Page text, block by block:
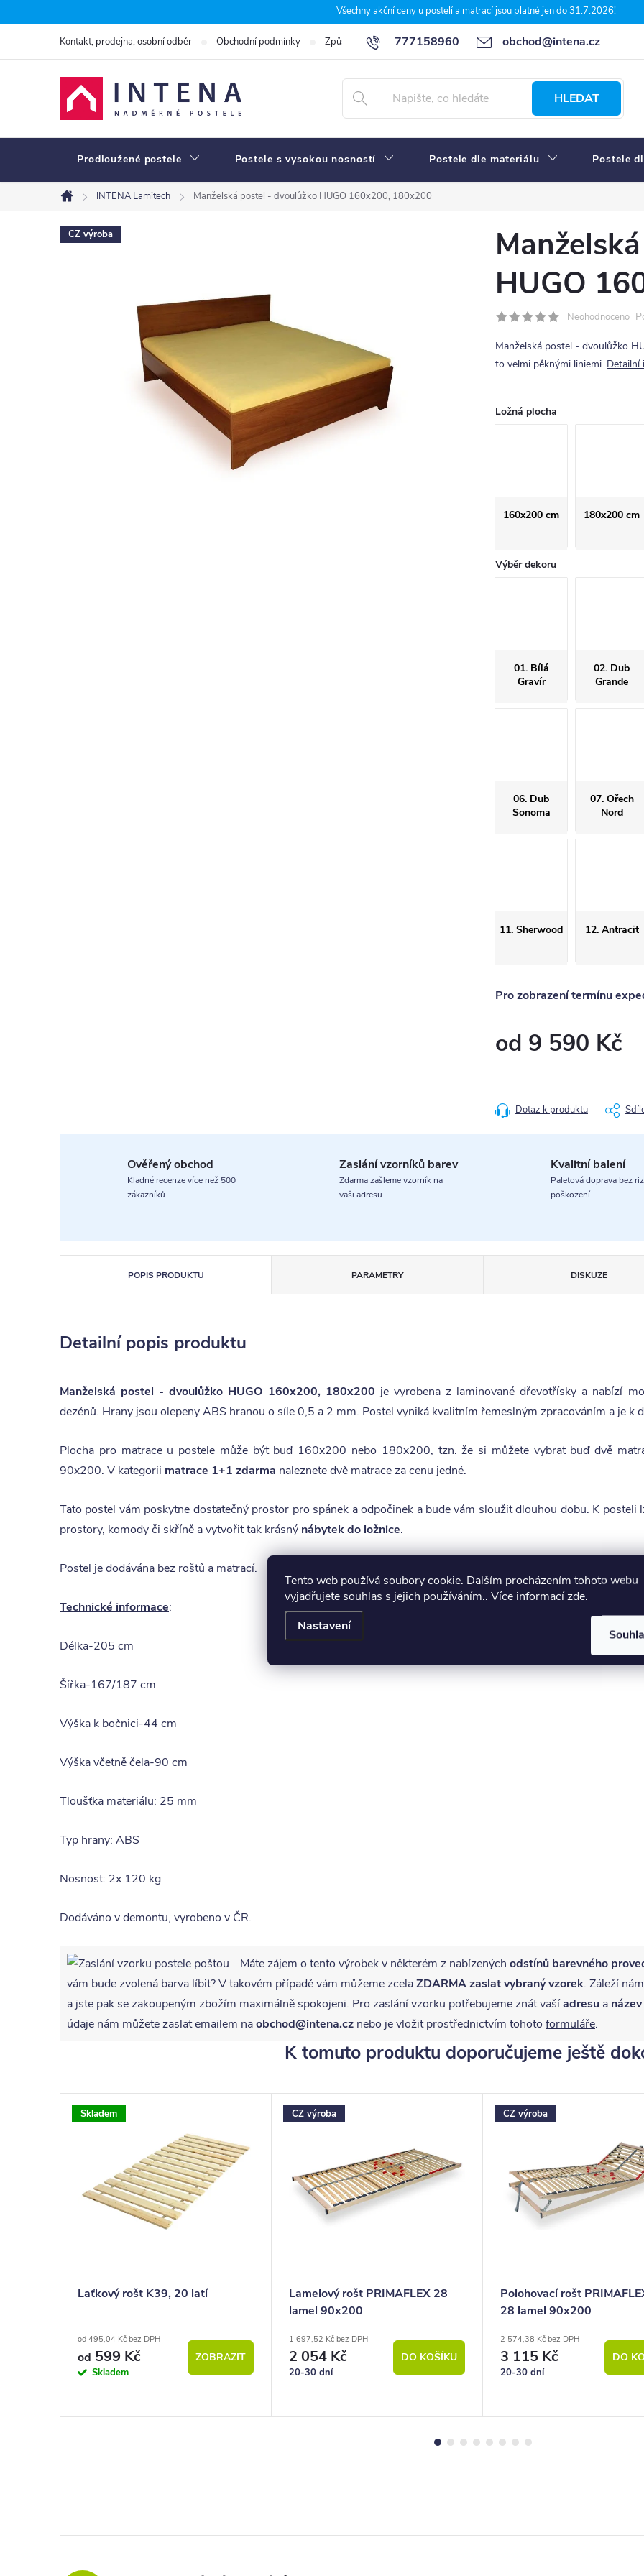
Tento web používá soubory cookie. Dalším procházením tohoto webu
vyjadřujete souhlas s jejich používáním.. Více informacízde.
Nastavení
na
Všechny akční ceny u postelí a matrací jsou platné jen do 31.7.2026!
777158960 obchod@intena.cz
Kontakt, prodejna, osobní odběr Obchodní podmínky Způsoby a ceny dopravy 7 důvodů, proč nakupit u Intena nábytek
HLEDAT
Prodloužené postele Postele s vysokou nosností Postele dle materiálu Postele
Domů
INTENA Lamitech Manželská postel - dvoulůžko HUGO 160x200, 180x200
CZ výroba
HUGO
Neohodnoceno
Manželská postel - dvoulůžko
to velmi pěknými liniemi. Detailní
Ložná plocha
160x200 cm 180x200 cm
Výběr dekoru
01. Bílá
Gravír
02. Dub
Grande
06. Dub
Sonoma
07. Ořech
Nord
11. Sherwood 12. Antracit
Pro zobrazení termínu
od 9 590 Kč
Dotaz k produktu
Ověřený obchod
Kladné recenze více než 500
zákazníků
Zaslání vzorníků barev
Zdarma zašleme vzorník na
vaši adresu
Kvalitní balení
Paletová doprava bez
poškození
POPIS PRODUKTU DISKUZE
PARAMETRY
Detailní popis produktu
Manželská postel - dvoulůžko HUGO 160x200, 180x200 je vyrobena z laminované dřevotřísky a nabízí
dezénů. Hrany jsou olepeny ABS hranou o síle 0,5 a 2 mm. Postel vyniká kvalitním řemeslným zpracováním a je k
Plocha pro matrace u postele může být buď 160x200 nebo 180x200, tzn. že si můžete vybrat buď dvě
90x200. V kategorii matrace 1+1 zdarma naleznete dvě matrace za cenu jedné.
Tato postel vám poskytne dostatečný prostor pro spánek a odpočinek a bude vám sloužit dlouhou dobu. K posteli
prostory, komody či skříně a vytvořit tak krásný nábytek do ložnice.
Postel je dodávána bez roštů a matrací.
Technické informace:
Délka-205 cm
Šířka-167/187 cm
Výška k bočnici-44 cm
Výška včetně čela-90 cm
Tloušťka materiálu: 25 mm
Typ hrany: ABS
Nosnost: 2x 120 kg
Dodáváno v demontu, vyrobeno v ČR.
Máte zájem o tento výrobek v některém z nabízených odstínů barevného
vám bude zvolená barva líbit? V takovém případě vám můžeme zcelaZDARMAzaslat vybraný vzorek. Záleží
a jste pak se zakoupeným zbožím maximálně spokojeni. Pro zaslání vzorku potřebujeme znát vašíadresu a
údaje nám můžete zaslat emailem naobchod@intena.cz nebo je vložit prostřednictvím tohoto formuláře.
K tomuto produktu doporučujeme ještě
Skladem
Laťkový rošt K39, 20 latí
od 495,04 Kč bez DPH
od 599 Kč
Skladem
ZOBRAZIT
CZ výroba
Lamelový rošt PRIMAFLEX 28
lamel 90x200
1 697,52 Kč bez DPH
2 054 Kč
20-30 dní
DO KOŠÍKU
CZ výroba
Polohovací rošt
28 lamel 90x200
2 574,38 Kč bez DPH
3 115 Kč
20-30 dní
DO